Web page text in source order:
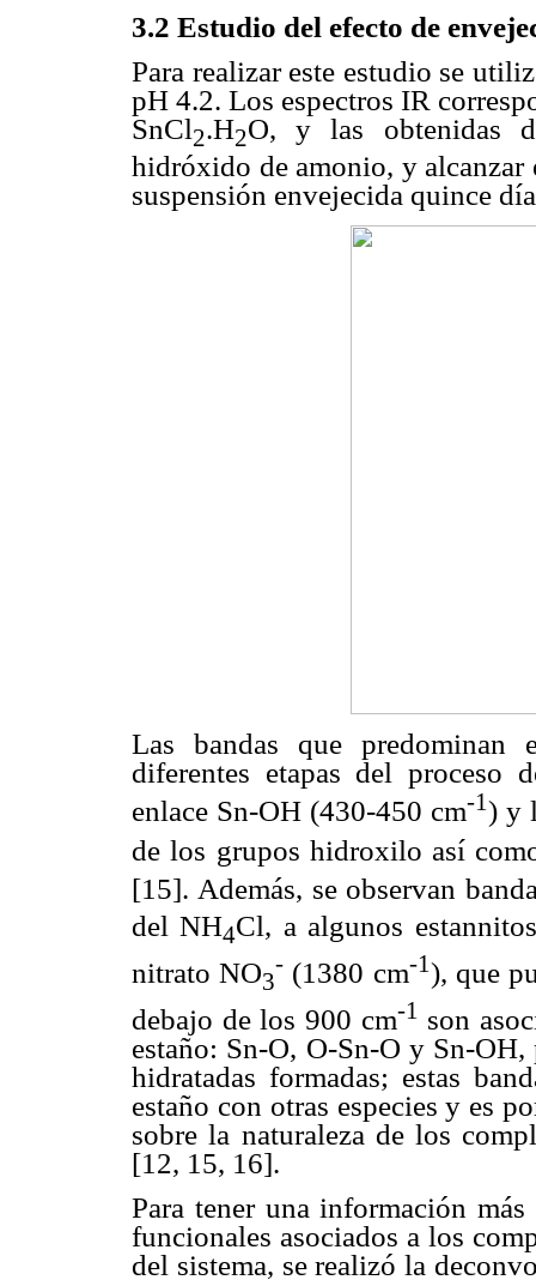
3.2 Estudio del efecto de
Para realizar este estudio se
pH 4.2. Los espectros IR
SnCl2.H2O, y las obtenidas
hidróxido de amonio, y
suspensión envejecida quince
Las bandas que predominan
diferentes etapas del proceso
enlace Sn-OH (430-450 cm-1) y
de los grupos hidroxilo así
[15]. Además, se observan
del NH4Cl, a algunos
nitrato NO3
- (1380 cm-1), que
debajo de los 900 cm-1 son
estaño: Sn-O, O-Sn-O y Sn-
hidratadas formadas; estas
estaño con otras especies y es
sobre la naturaleza de los
[12, 15, 16].
Para tener una información
funcionales asociados a los
del sistema, se realizó la